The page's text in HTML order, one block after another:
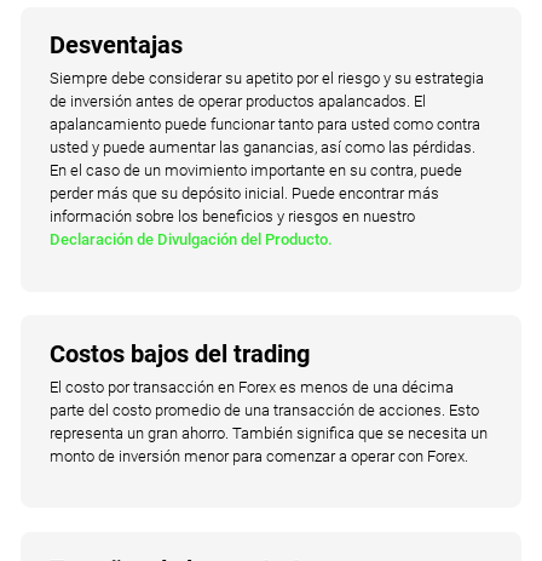
Desventajas
Siempre debe considerar su apetito por el riesgo y su estrategia
de inversión antes de operar productos apalancados. El
apalancamiento puede funcionar tanto para usted como contra
usted y puede aumentar las ganancias, así como las pérdidas.
En el caso de un movimiento importante en su contra, puede
perder más que su depósito inicial. Puede encontrar más
información sobre los beneficios y riesgos en nuestro
Declaración de Divulgación del Producto.
Costos bajos del trading
El costo por transacción en Forex es menos de una décima
parte del costo promedio de una transacción de acciones. Esto
representa un gran ahorro. También significa que se necesita un
monto de inversión menor para comenzar a operar con Forex.